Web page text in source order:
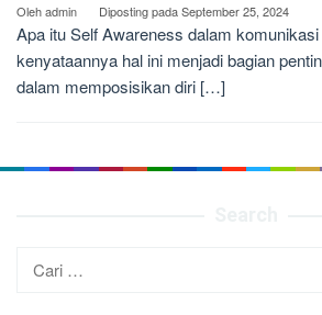
Olehadmin Diposting padaSeptember 25, 2024
Apa itu Self Awareness dalam
kenyataannya hal ini menjadi bagian
dalam memposisikan diri […]
untuk: